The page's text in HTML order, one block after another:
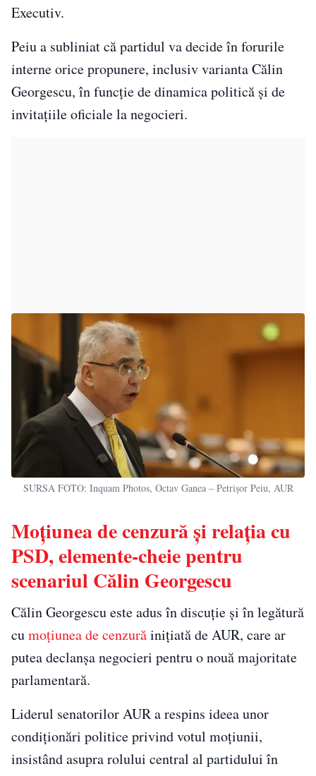
Executiv.
Peiu a subliniat că partidul va decide în forurile
interne orice propunere, inclusiv varianta Călin
Georgescu, în funcție de dinamica politică și de
invitațiile oficiale la negocieri.
SURSA FOTO: Inquam Photos, Octav Ganea – Petrișor Peiu, AUR
Moțiunea de cenzură și relația cu
PSD, elemente-cheie pentru
scenariul Călin Georgescu
Călin Georgescu este adus în discuție și în legătură
cumoțiunea de cenzurăinițiată de AUR, care ar
putea declanșa negocieri pentru o nouă majoritate
parlamentară.
Liderul senatorilor AUR a respins ideea unor
condiționări politice privind votul moțiunii,
insistând asupra rolului central al partidului în